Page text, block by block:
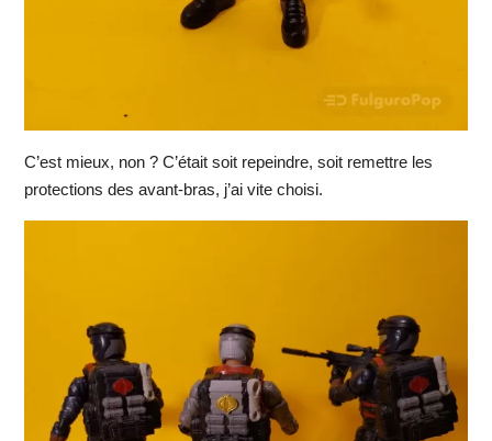
C’est mieux, non ? C’était soit repeindre, soit remettre les
protections des avant-bras, j’ai vite choisi.